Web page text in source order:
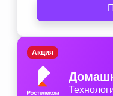
Акция